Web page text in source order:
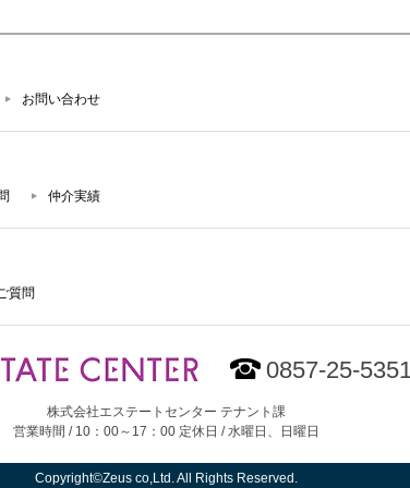
お問い合わせ
仲介実績
質問
0857-25-
株式会社エステートセンター テナント課
営業時間 / 10：00～17：00 定休日 / 水曜日、日曜日
Copyright©Zeus co,Ltd. All Rights Reserved.